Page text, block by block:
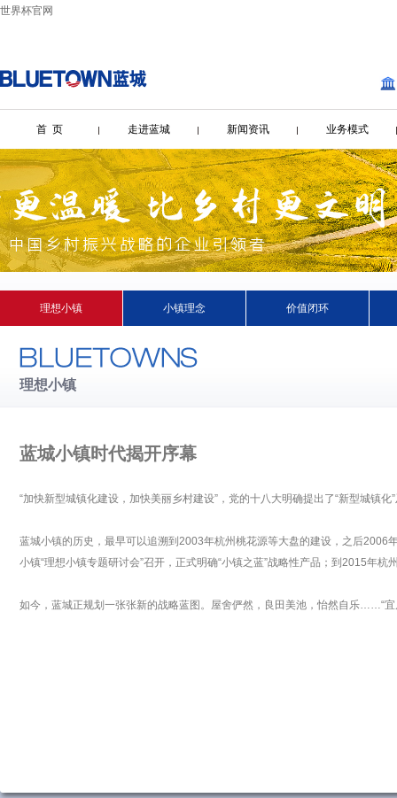
世界杯官网
首 页 走进蓝城 新闻资讯 业务模式
理想小镇 小镇理念 价值闭环
理想小镇
蓝城小镇时代揭开序幕
“加快新型城镇化建设，加快美丽乡村建设”，党的十八大明确提出了“新型城镇
蓝城小镇的历史，最早可以追溯到2003年杭州桃花源等大盘的建设，之后
小镇“理想小镇专题研讨会”召开，正式明确“小镇之蓝”战略性产品；到2015年
如今，蓝城正规划一张张新的战略蓝图。屋舍俨然，良田美池，怡然自乐……“